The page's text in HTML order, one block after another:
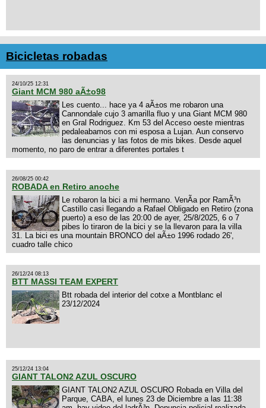
Bicicletas robadas
24/10/25 12:31
Giant MCM 980 aÃ±o98
Les cuento... hace ya 4 aÃ±os me robaron una
Cannondale cujo 3 amarilla fluo y una Giant MCM 980
en Gral Rodriguez. Km 53 del Acceso oeste mientras
pedaleabamos con mi esposa a Lujan. Aun conservo
las denuncias y las fotos de mis bikes. Desde aquel
momento, no paro de entrar a diferentes portales t
26/08/25 00:42
ROBADA en Retiro anoche
Le robaron la bici a mi hermano. VenÃ­a por RamÃ³n
Castillo casi llegando a Rafael Obligado en Retiro (zona
puerto) a eso de las 20:00 de ayer, 25/8/2025, 6 o 7
pibes lo tiraron de la bici y se la llevaron para la villa
31. La bici es una mountain BRONCO del aÃ±o 1996 rodado 26',
cuadro talle chico
26/12/24 08:13
BTT MASSI TEAM EXPERT
Btt robada del interior del cotxe a Montblanc el
23/12/2024
25/12/24 13:04
GIANT TALON2 AZUL OSCURO
GIANT TALON2 AZUL OSCURO Robada en Villa del
Parque, CABA, el lunes 23 de Diciembre a las 11:38